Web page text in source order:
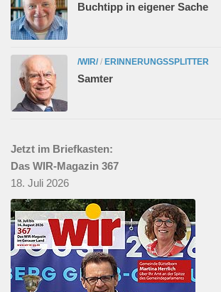
Buchtipp in eigener Sache
/WIR/ / ERINNERUNGSSPLITTER
Samter
Jetzt im Briefkasten:
Das WIR-Magazin 367
18. Juli 2026